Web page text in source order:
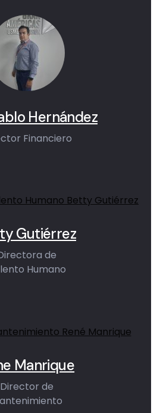
Hernández
Financiero
Gutiérrez
de
Humano
Manrique
Director de